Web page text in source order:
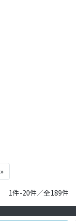
»
1件-20件／全189件